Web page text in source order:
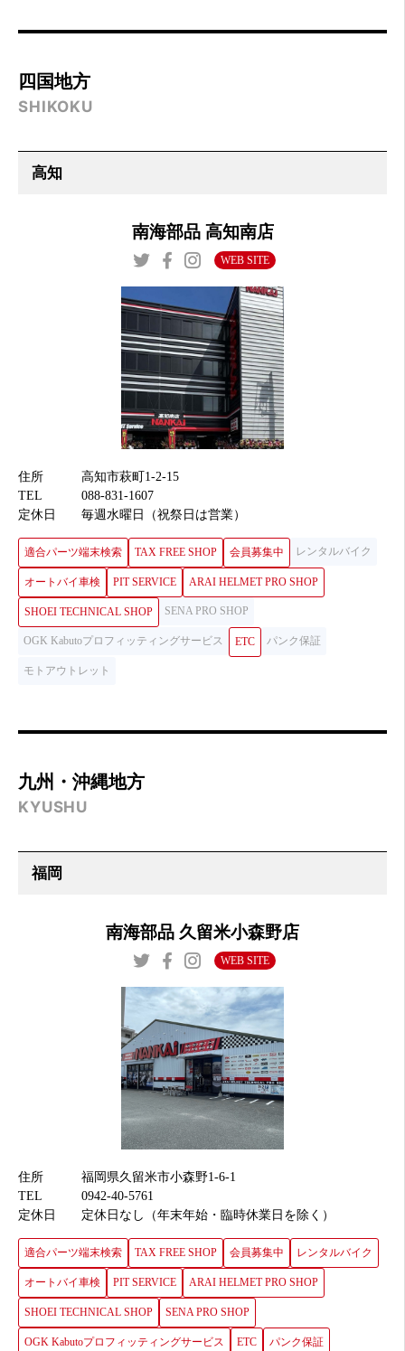
四国地方
SHIKOKU
南海部品 高知南店
WEB SITE
住所
高知市萩町1-2-15
TEL
088-831-1607
定休日
毎週水曜日（祝祭日は営業）
適合パーツ端末検索 TAX FREE SHOP 会員募集中 レンタルバイク
オートバイ車検 PIT SERVICE ARAI HELMET PRO SHOP
SHOEI TECHNICAL SHOP SENA PRO SHOP
OGK Kabutoプロフィッティングサービス ETC パンク保証
モトアウトレット
九州・沖縄地方
KYUSHU
南海部品 久留米小森野店
WEB SITE
住所
福岡県久留米市小森野1-6-1
TEL
0942-40-5761
定休日
定休日なし（年末年始・臨時休業日を除く）
適合パーツ端末検索 TAX FREE SHOP 会員募集中 レンタルバイク
オートバイ車検 PIT SERVICE ARAI HELMET PRO SHOP
SHOEI TECHNICAL SHOP SENA PRO SHOP
OGK Kabutoプロフィッティングサービス ETC パンク保証